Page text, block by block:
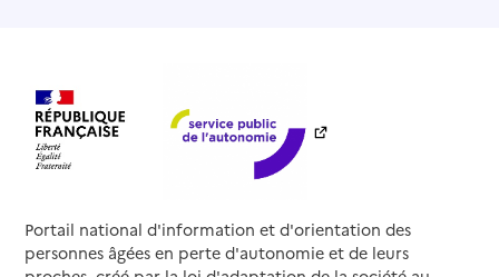
Portail national d'information et d'orientation des
personnes âgées en perte d'autonomie et de leurs